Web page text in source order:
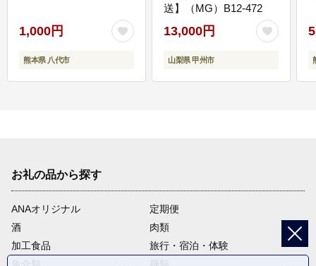
1,000円
熊本県 八代市
送】（MG）B12-472
13,000円
山梨県 甲州市
お礼の品から探す
ANAオリジナル
定期便
酒
肉類
加工食品
旅行・宿泊・体験